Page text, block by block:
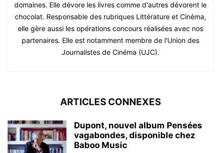
domaines. Elle dévore les livres comme d'autres dévorent le
chocolat. Responsable des rubriques Littérature et Cinéma,
elle gère aussi les opérations concours réalisées avec nos
partenaires. Elle est notamment membre de l'Union des
Journalistes de Cinéma (UJC).
ARTICLES CONNEXES
Dupont, nouvel album Pensées
vagabondes, disponible chez
Baboo Music